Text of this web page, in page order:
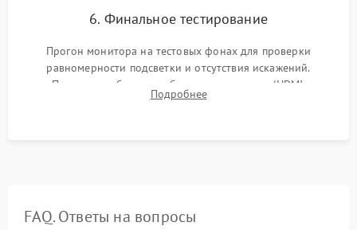
6. Финальное тестирование
Прогон монитора на тестовых фонах для проверки
равномерности подсветки и отсутствия искажений.
Проверка работоспособности всех портов (HDMI,
DisplayPort, VGA) и кнопок управления под нагрузкой в
Подробнее
FAQ. Ответы на вопросы